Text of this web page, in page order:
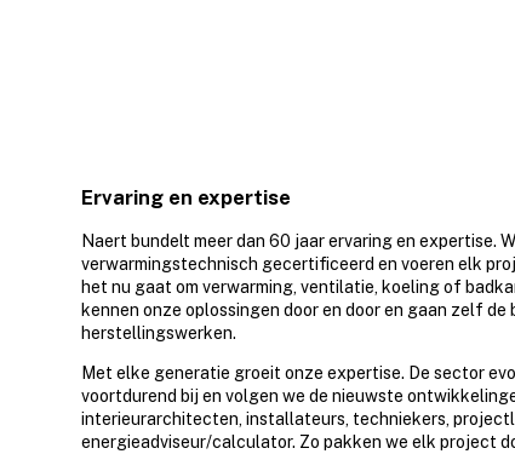
Ervaring en expertise
Naert bundelt meer dan 60 jaar ervaring en expertise.
verwarmingstechnisch gecertificeerd en voeren elk
het nu gaat om verwarming, ventilatie, koeling of
kennen onze oplossingen door en door en gaan zelf de
herstellingswerken.
Met elke generatie groeit onze expertise. De sector
voortdurend bij en volgen we de nieuwste
interieurarchitecten, installateurs, techniekers,
energieadviseur/calculator. Zo pakken we elk project